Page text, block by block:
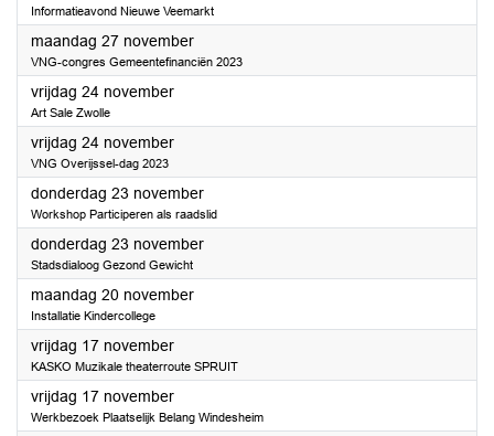
Informatieavond Nieuwe Veemarkt
maandag 27 november2023
VNG-congres Gemeentefinanciën 2023
vrijdag 24 november2023
Art Sale Zwolle
vrijdag 24 november2023
VNG Overijssel-dag 2023
donderdag 23 november2023
Workshop Participeren als raadslid
donderdag 23 november2023
Stadsdialoog Gezond Gewicht
maandag 20 november2023
Installatie Kindercollege
vrijdag 17 november2023
KASKO Muzikale theaterroute SPRUIT
vrijdag 17 november2023
Werkbezoek Plaatselijk Belang Windesheim